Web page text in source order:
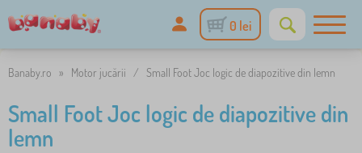
0 lei
Banaby.ro » Motor jucării / Small Foot Joc logic de diapozitive din lemn
Small Foot Joc logic de diapozitive din
lemn